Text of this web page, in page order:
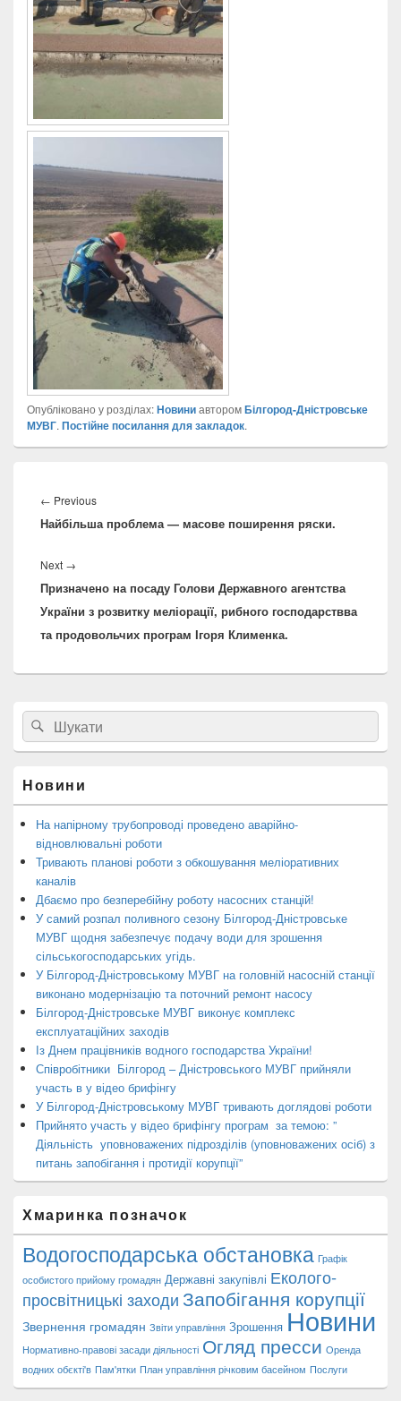
Опубліковано у розділах:НовиниавторомБілгород-Дністровське
МУВГ. Постійне посилання для закладок.
записів
← PreviousPrevious
post:
Найбільша проблема — масове поширення ряски.
Next →
post:
Призначено на посаду Голови Державного агентства
України з розвитку меліорації, рибного господарствва
та продовольчих програм Ігоря Клименка.
Головна
бокова
панель
віджетів
Search
for:
Пошук
Новини
На напірному трубопроводі проведено аварійно-
відновлювальні роботи
Тривають планові роботи з обкошування меліоративних
каналів
Дбаємо про безперебійну роботу насосних станцій!
У самий розпал поливного сезону Білгород-Дністровське
МУВГ щодня забезпечує подачу води для зрошення
сільськогосподарських угідь.
У Білгород-Дністровському МУВГ на головній насосній станції
виконано модернізацію та поточний ремонт насосу
Білгород-Дністровське МУВГ виконує комплекс
експлуатаційних заходів
Із Днем працівників водного господарства України!
Співробітники Білгород – Дністровського МУВГ прийняли
участь в у відео брифінгу
У Білгород-Дністровському МУВГ тривають доглядові роботи
Прийнято участь у відео брифінгу програм за темою: ”
Діяльність уповноважених підрозділів (уповноважених осіб) з
питань запобігання і протидії корупції”
Хмаринка позначок
Водогосподарська обстановка Графік
особистого прийому громадян Державні закупівлі Еколого-
просвітницькі заходи Запобігання корупції
Звернення громадян Звіти управління Зрошення Новини
Нормативно-правові засади діяльності Огляд пресси Оренда
водних обєкті'в Пам'ятки План управління річковим басейном Послуги